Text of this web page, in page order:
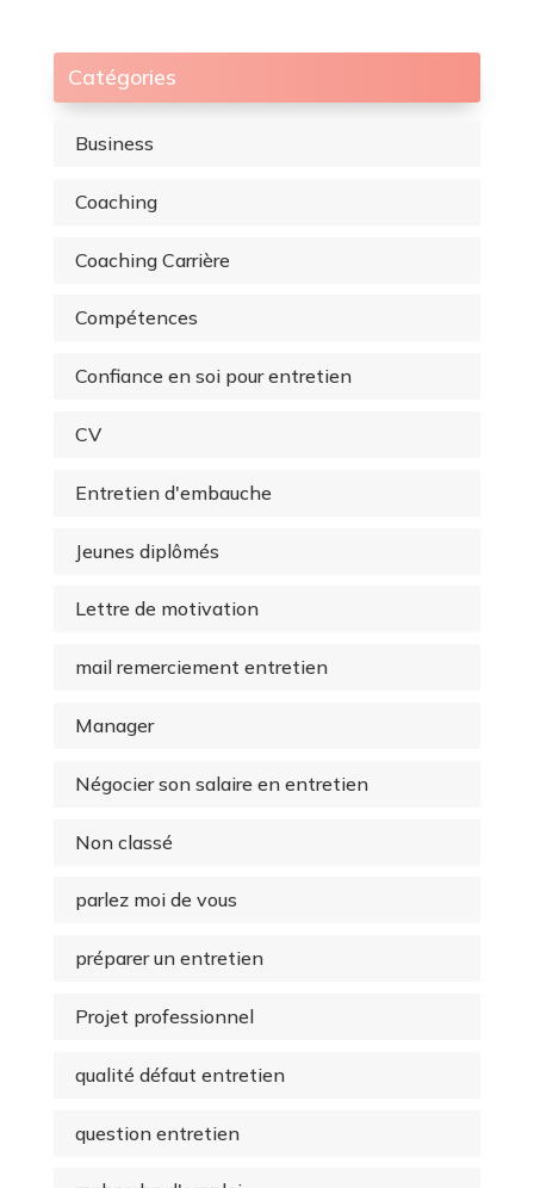
Catégories
Business
Coaching
Coaching Carrière
Compétences
Confiance en soi pour entretien
CV
Entretien d'embauche
Jeunes diplômés
Lettre de motivation
mail remerciement entretien
Manager
Négocier son salaire en entretien
Non classé
parlez moi de vous
préparer un entretien
Projet professionnel
qualité défaut entretien
question entretien